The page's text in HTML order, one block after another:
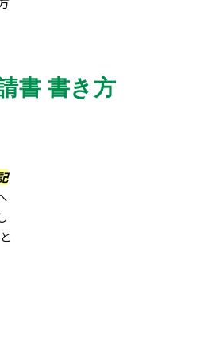
書 書き方